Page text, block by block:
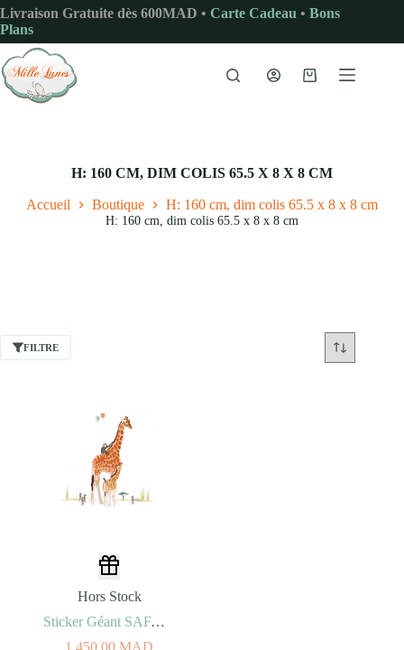
Passer
au
contenu
Livraison Gratuite dès 600MAD • Carte Cadeau • Bons
Plans
Panier
H: 160 CM, DIM COLIS 65.5 X 8 X 8 CM
Accueil Boutique H: 160 cm, dim colis 65.5 x 8 x 8 cm
H: 160 cm, dim colis 65.5 x 8 x 8 cm
FILTRE
Hors Stock
Sticker Géant SAFARI